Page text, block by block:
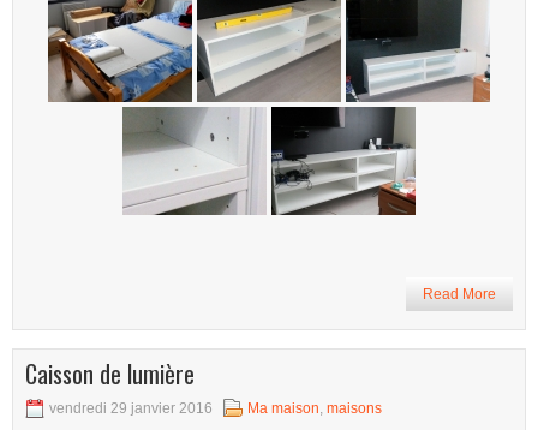
Read More
Caisson de lumière
vendredi 29 janvier 2016 Ma maison, maisons